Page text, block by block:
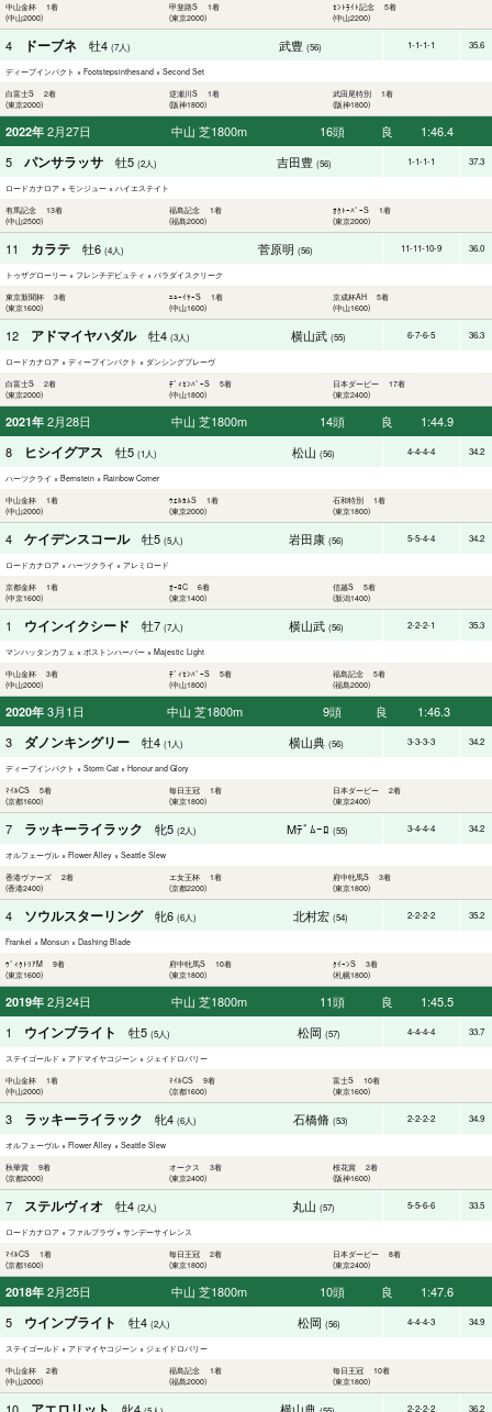
中山金杯 1着
(中山2000)
甲斐路S 1着
(東京2000)
ｾﾝﾄﾗｲﾄ記念 5着
(中山2200)
4 ドーブネ 牡4 (7人) 武豊 (56) 1-1-1-1 35.6
ディープインパクト × Footstepsinthesand × Second Set
白富士S 2着
(東京2000)
逆瀬川S 1着
(阪神1800)
武田尾特別 1着
(阪神1800)
2022年 2月27日 中山 芝1800m 16頭 良
1:46.4
5 パンサラッサ 牡5 (2人) 吉田豊 (56) 1-1-1-1 37.3
ロードカナロア × モンジュー × ハイエステイト
有馬記念 13着
(中山2500)
福島記念 1着
(福島2000)
ｵｸﾄｰﾊﾞｰS 1着
(東京2000)
11 カラテ 牡6 (4人) 菅原明 (56) 11-11-10-9 36.0
トゥザグローリー × フレンチデピュティ × パラダイスクリーク
東京新聞杯 3着
(東京1600)
ﾆｭｰｲﾔｰS 1着
(中山1600)
京成杯AH 5着
(中山1600)
12 アドマイヤハダル牡4 (3人) 横山武 (55) 6-7-6-5 36.3
ロードカナロア × ディープインパクト × ダンシングブレーヴ
白富士S 2着
(東京2000)
ﾃﾞｨｾﾝﾊﾞｰS 5着
(中山1800)
日本ダービー 17着
(東京2400)
2021年 2月28日 中山 芝1800m 14頭 良
1:44.9
8
ヒシイグアス 牡5 (1人) 松山 (56) 4-4-4-4 34.2
ハーツクライ × Bernstein × Rainbow Corner
中山金杯 1着
(中山2000)
ｳｪﾙｶﾑS 1着
(東京2000)
石和特別 1着
(東京1800)
4 ケイデンスコール牡5 (5人) 岩田康 (56) 5-5-4-4 34.2
ロードカナロア × ハーツクライ × アレミロード
京都金杯 1着
(中京1600)
ｵｰﾛC 6着
(東京1400)
信越S 5着
(新潟1400)
1 ウインイクシード 牡7 (7人) 横山武 (56) 2-2-2-1 35.3
マンハッタンカフェ × ボストンハーバー × Majestic Light
中山金杯 3着
(中山2000)
ﾃﾞｨｾﾝﾊﾞｰS 5着
(中山1800)
福島記念 5着
(福島2000)
2020年 3月1日 中山 芝1800m 9頭 良
1:46.3
3 ダノンキングリー 牡4 (1人) 横山典 (56) 3-3-3-3 34.2
ディープインパクト × Storm Cat × Honour and Glory
ﾏｲﾙCS 5着
(京都1600)
毎日王冠 1着
(東京1800)
日本ダービー 2着
(東京2400)
7 ラッキーライラック 牝5 (2人) Mﾃﾞﾑｰﾛ (55) 3-4-4-4 34.2
オルフェーヴル × Flower Alley × Seattle Slew
香港ヴァーズ 2着
(香港2400)
エ女王杯 1着
(京都2200)
府中牝馬S 3着
(東京1800)
4 ソウルスターリング牝6 (6人) 北村宏 (54) 2-2-2-2 35.2
Frankel × Monsun × Dashing Blade
ｳﾞｨｸﾄﾘｱM 9着
(東京1600)
府中牝馬S 10着
(東京1800)
ｸｲｰﾝS 3着
(札幌1800)
2019年 2月24日 中山 芝1800m 11頭 良
1:45.5
1 ウインブライト 牡5 (5人) 松岡 (57) 4-4-4-4 33.7
ステイゴールド × アドマイヤコジーン × ジェイドロバリー
中山金杯 1着
(中山2000)
ﾏｲﾙCS 9着
(京都1600)
富士S 10着
(東京1600)
3 ラッキーライラック 牝4 (6人) 石橋脩 (53) 2-2-2-2 34.9
オルフェーヴル × Flower Alley × Seattle Slew
秋華賞 9着
(京都2000)
オークス 3着
(東京2400)
桜花賞 2着
(阪神1600)
7 ステルヴィオ 牡4 (2人) 丸山 (57) 5-5-6-6 33.5
ロードカナロア × ファルブラヴ × サンデーサイレンス
ﾏｲﾙCS 1着
(京都1600)
毎日王冠 2着
(東京1800)
日本ダービー 8着
(東京2400)
2018年 2月25日 中山 芝1800m 10頭 良
1:47.6
5 ウインブライト 牡4 (2人) 松岡 (56) 4-4-4-3 34.9
ステイゴールド × アドマイヤコジーン × ジェイドロバリー
中山金杯 2着
(中山2000)
福島記念 1着
(福島2000)
毎日王冠 10着
(東京1800)
2-2-2-2 36.2